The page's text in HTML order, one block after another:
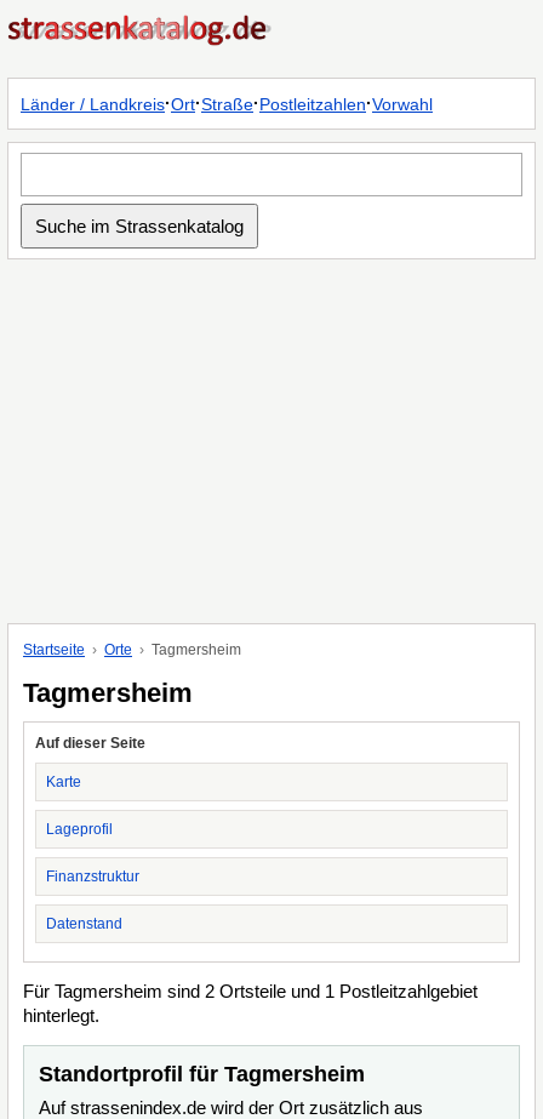
Länder / Landkreis·Ort·Straße·Postleitzahlen·Vorwahl
Startseite Orte Tagmersheim
Tagmersheim
Auf dieser Seite
Karte
Lageprofil
Finanzstruktur
Datenstand
Für Tagmersheim sind 2 Ortsteile und 1 Postleitzahlgebiet
hinterlegt.
Standortprofil für Tagmersheim
Auf strassenindex.de wird der Ort zusätzlich aus